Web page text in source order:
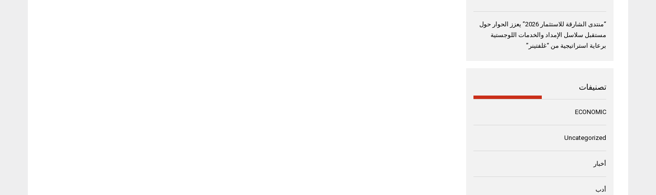
“منتدى الشارقة للاستثمار 2026” يعزز الحوار حول
مستقبل سلاسل الإمداد والخدمات اللوجستية
برعاية استراتيجية من “غلفتينر”
تصنيفات
ECONOMIC
Uncategorized
أخبار
أدب